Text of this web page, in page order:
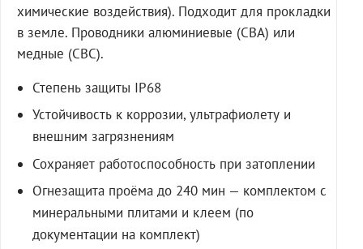
химические воздействия). Подходит для прокладки
в земле. Проводники алюминиевые (СВА) или
медные (СВС).
Степень защиты IP68
Устойчивость к коррозии, ультрафиолету и
внешним загрязнениям
Сохраняет работоспособность при затоплении
Огнезащита проёма до 240 мин — комплектом с
минеральными плитами и клеем (по
документации на комплект)